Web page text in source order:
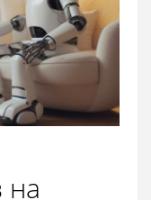
на